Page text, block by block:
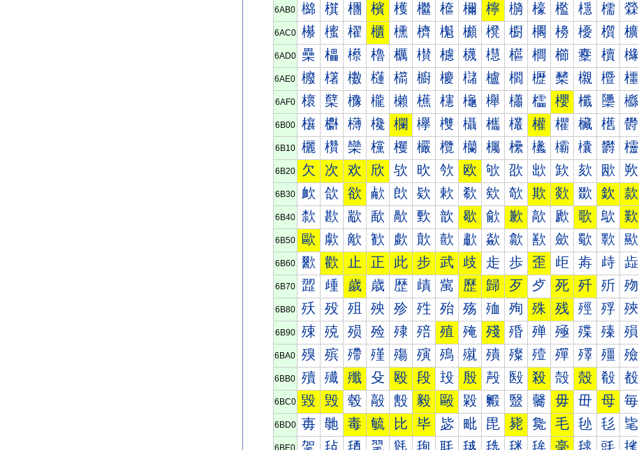
6AB0 檰 檱 檲 檳 檴 檵 檶 檷 檸 檹 檺 檻 檼 檽 檾
6AC0 櫀 櫁 櫂 櫃 櫄 櫅 櫆 櫇 櫈 櫉 櫊 櫋 櫌 櫍 櫎
6AD0 櫐 櫑 櫒 櫓 櫔 櫕 櫖 櫗 櫘 櫙 櫚 櫛 櫜 櫝 櫞
6AE0 櫠 櫡 櫢 櫣 櫤 櫥 櫦 櫧 櫨 櫩 櫪 櫫 櫬 櫭 櫮
6AF0 櫰 櫱 櫲 櫳 櫴 櫵 櫶 櫷 櫸 櫹 櫺 櫻 櫼 櫽 櫾
6B00 欀 欁 欂 欃 欄 欅 欆 欇 欈 欉 權 欋 欌 欍 欎
6B10 欐 欑 欒 欓 欔 欕 欖 欗 欘 欙 欚 欛 欜 欝 欞
6B20 欠 次 欢 欣 欤 欥 欦 欧 欨 欩 欪 欫 欬 欭 欮
6B30 欰 欱 欲 欳 欴 欵 欶 欷 欸 欹 欺 欻 欼 欽 款
6B40 歀 歁 歂 歃 歄 歅 歆 歇 歈 歉 歊 歋 歌 歍 歎
6B50 歐 歑 歒 歓 歔 歕 歖 歗 歘 歙 歚 歛 歜 歝 歞
6B60 歠 歡 止 正 此 步 武 歧 歨 歩 歪 歫 歬 歭 歮
6B70 歰 歱 歲 歳 歴 歵 歶 歷 歸 歹 歺 死 歼 歽 歾
6B80 殀 殁 殂 殃 殄 殅 殆 殇 殈 殉 殊 残 殌 殍 殎
6B90 殐 殑 殒 殓 殔 殕 殖 殗 殘 殙 殚 殛 殜 殝 殞
6BA0 殠 殡 殢 殣 殤 殥 殦 殧 殨 殩 殪 殫 殬 殭 殮
6BB0 殰 殱 殲 殳 殴 段 殶 殷 殸 殹 殺 殻 殼 殽 殾
6BC0 毀 毁 毂 毃 毄 毅 毆 毇 毈 毉 毊 毋 毌 母 毎
6BD0 毐 毑 毒 毓 比 毕 毖 毗 毘 毙 毚 毛 毜 毝 毞
6BE0 毠 毡 毢 毣 毤 毥 毦 毧 毨 毩 毪 毫 毬 毭 毮